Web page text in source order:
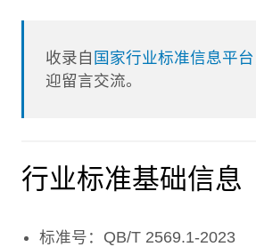
收录自 国家行业标准信息平台
迎留言交流。
行业标准基础信息
标准号：QB/T 2569.1-2023